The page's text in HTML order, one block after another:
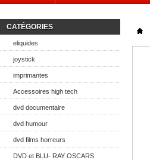
CATÉGORIES
eliquides
joystick
imprimantes
Accessoires high tech
dvd documentaire
dvd humour
dvd films horreurs
DVD et BLU- RAY OSCARS